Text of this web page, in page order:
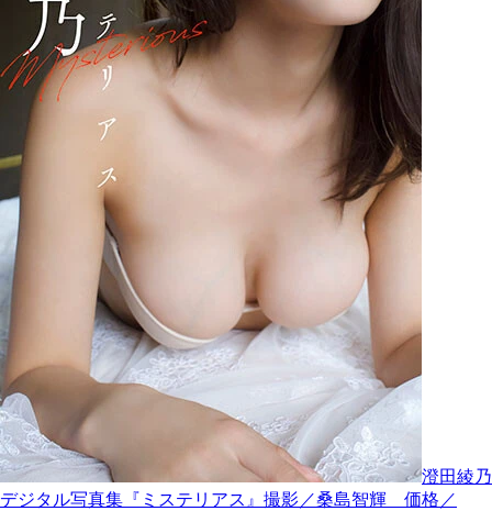
澄田綾乃
デジタル写真集『ミステリアス』撮影／桑島智輝 価格／